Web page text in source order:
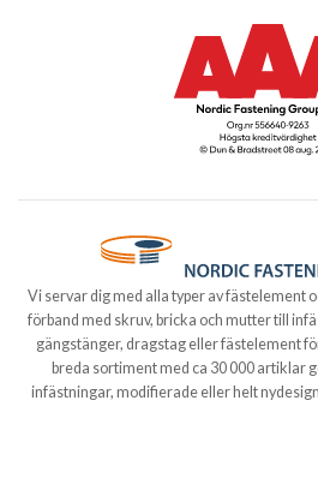
Vi servar dig med alla typer av fästelement
förband med skruv, bricka och mutter till
gängstänger, dragstag eller fästelement
breda sortiment med ca 30 000 artiklar
infästningar, modifierade eller helt